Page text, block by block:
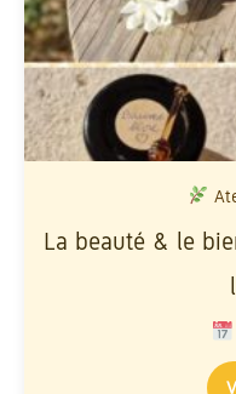
La beauté & le